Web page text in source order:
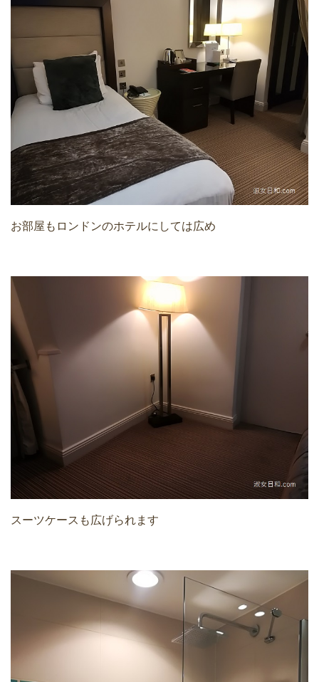
お部屋もロンドンのホテルにしては広め
スーツケースも広げられます